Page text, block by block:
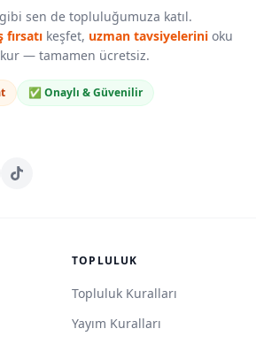
sen de topluluğumuza katıl.
keşfet, uzman tavsiyelerini oku
— tamamen ücretsiz.
✅ Onaylı & Güvenilir
TOPLULUK
Topluluk Kuralları
Yayım Kuralları